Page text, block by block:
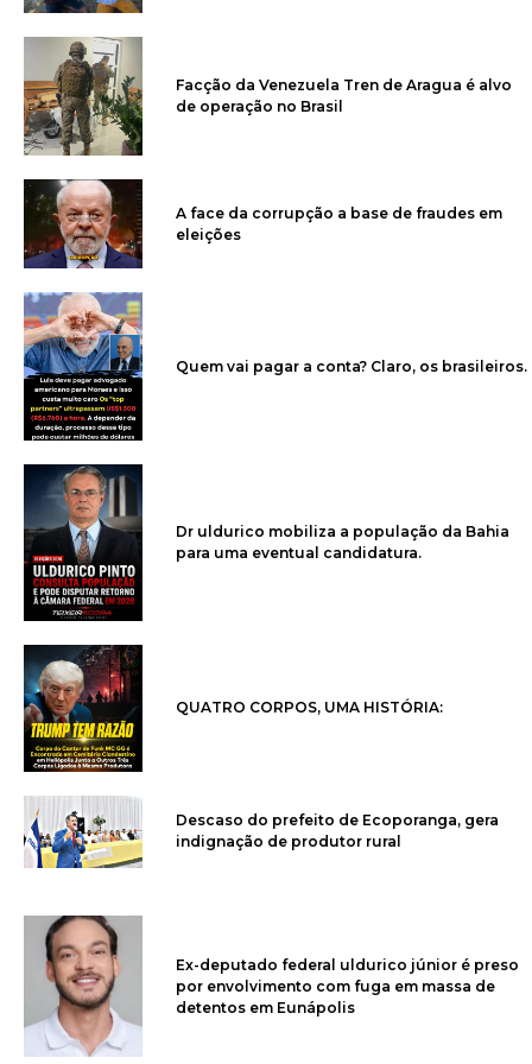
Facção da Venezuela Tren de Aragua é alvo
de operação no Brasil
A face da corrupção a base de fraudes em
eleições
Quem vai pagar a conta? Claro, os brasileiros.
Dr uldurico mobiliza a população da Bahia
para uma eventual candidatura.
QUATRO CORPOS, UMA HISTÓRIA:
Descaso do prefeito de Ecoporanga, gera
indignação de produtor rural
Ex-deputado federal uldurico júnior é preso
por envolvimento com fuga em massa de
detentos em Eunápolis